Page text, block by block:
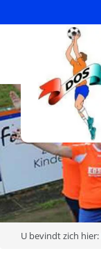
U bevindt zich hier: